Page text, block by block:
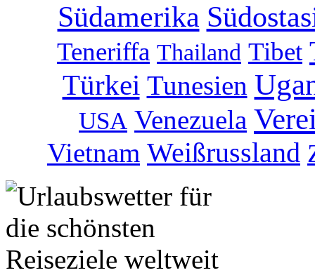
Südamerika
Teneriffa Thailand Tibet
Türkei Tunesien
USA Venezuela
Vietnam Weißrussland